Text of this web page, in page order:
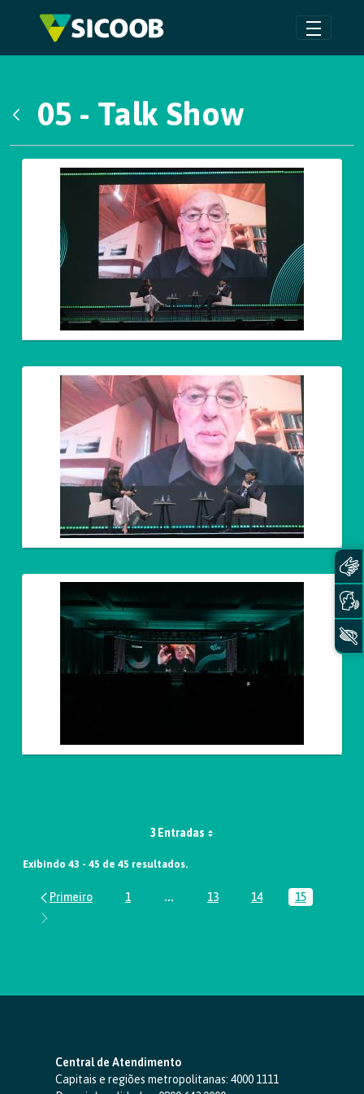
Pular para o Conteúdo principal
05 - Talk Show
Galeria de Mídias
3 Entradas
Exibindo 43 - 45 de 45 resultados.
Página
1 ...Páginas intermediárias Usar ABA
Página
13 Página
14 Página
15
Central de Atendimento
Capitais e regiões metropolitanas: 4000 1111